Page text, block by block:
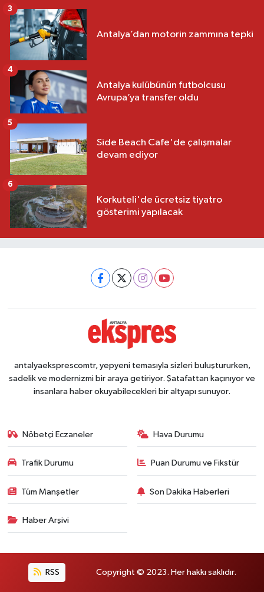
Antalya’dan motorin zammına tepki
3
Antalya kulübünün futbolcusu
Avrupa’ya transfer oldu
4
Side Beach Cafe'de çalışmalar
devam ediyor
5
Korkuteli'de ücretsiz tiyatro
gösterimi yapılacak
6
antalyaeksprescomtr, yepyeni temasıyla sizleri buluştururken,
sadelik ve modernizmi bir araya getiriyor. Şatafattan kaçınıyor ve
insanlara haber okuyabilecekleri bir altyapı sunuyor.
Nöbetçi Eczaneler Hava Durumu
Trafik Durumu Puan Durumu ve Fikstür
Tüm Manşetler Son Dakika Haberleri
Haber Arşivi
RSS Copyright © 2023. Her hakkı saklıdır.